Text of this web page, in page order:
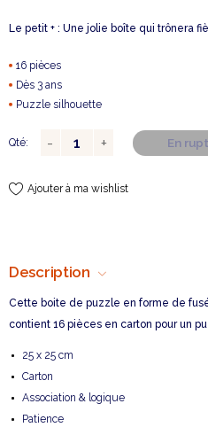
Le petit + : Une jolie boîte qui trônera
16 pièces
Dès 3 ans
Puzzle silhouette
Qté: En
Ajouter à ma wishlist
Description
Cette boite de puzzle en forme de
contient 16 pièces en carton pour un
25 x 25 cm
Carton
Association & logique
Patience